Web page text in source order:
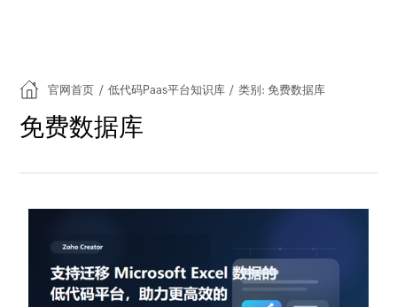
官网首页 / 低代码Paas平台知识库 / 类别: 免费数据库
免费数据库